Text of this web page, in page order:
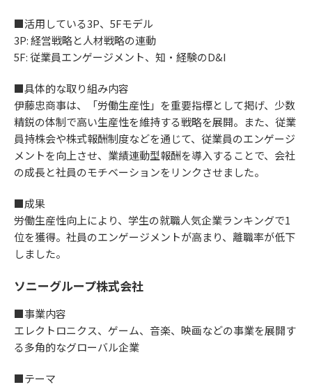
■活用している3P、5Fモデル
3P: 経営戦略と人材戦略の連動
5F: 従業員エンゲージメント、知・経験のD&I
■具体的な取り組み内容
伊藤忠商事は、「労働生産性」を重要指標として掲げ、少数
精鋭の体制で高い生産性を維持する戦略を展開。また、従業
員持株会や株式報酬制度などを通じて、従業員のエンゲージ
メントを向上させ、業績連動型報酬を導入することで、会社
の成長と社員のモチベーションをリンクさせました。
■成果
労働生産性向上により、学生の就職人気企業ランキングで1
位を獲得。社員のエンゲージメントが高まり、離職率が低下
しました。
ソニーグループ株式会社
■事業内容
エレクトロニクス、ゲーム、音楽、映画などの事業を展開す
る多角的なグローバル企業
■テーマ